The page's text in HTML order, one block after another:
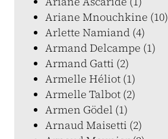
Ariane Mnouchkine (10)
Arlette Namiand (4)
Armand Delcampe (1)
Armand Gatti (2)
Armelle Héliot (1)
Armelle Talbot (2)
Armen Gödel (1)
Arnaud Maisetti (2)